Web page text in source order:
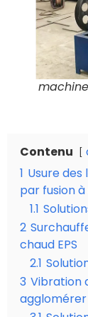
Contenu
1 Usure
par fusion à
1.1
2
chaud EPS
2.1
3 Vibration
agglomérer